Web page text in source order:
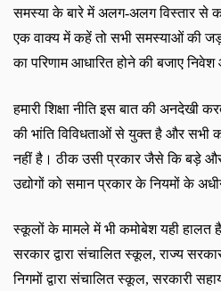
समस्या के बारे में अलग-अलग विस्तार से
एक वाक्य में कहें तो सभी समस्याओं की जड़
का परिणाम आधारित होने की बजाए निवेश
हमारी शिक्षा नीति इस बात की अनदेखी
की भांति विविधताओं से युक्त है और सभी
नहीं है। ठीक उसी प्रकार जैसे कि बड़े
उद्योगों को समान प्रकार के नियमों के
स्कूलों के मामले में भी कमोबेश यही हालत
सरकार द्वारा संचालित स्कूल,राज्य
निगमों द्वारा संचालित स्कूल,सरकारी